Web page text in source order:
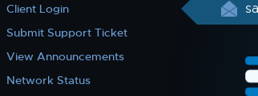
Client Login
Submit Support Ticket
View Announcements
Network Status